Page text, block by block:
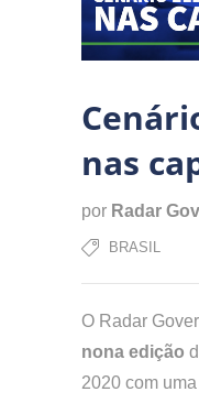
nas
por Radar
BRASIL
O Radar
nona edição
2020 com